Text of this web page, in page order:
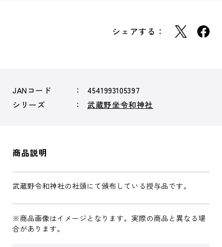
シェアする：
JANコード
4541993105397
シリーズ
武蔵野坐令和神社
商品説明
武蔵野令和神社の社頭にて頒布している授与品です。
※商品画像はイメージとなります。実際の商品と異なる場
合があります。